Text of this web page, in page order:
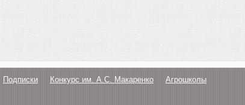
Подписки Конкурс им. А.С. Макаренко Агрошколы